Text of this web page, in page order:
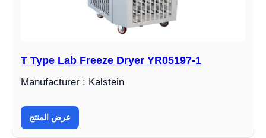
T Type Lab Freeze Dryer YR05197-1
Manufacturer : Kalstein
عرض المنتج